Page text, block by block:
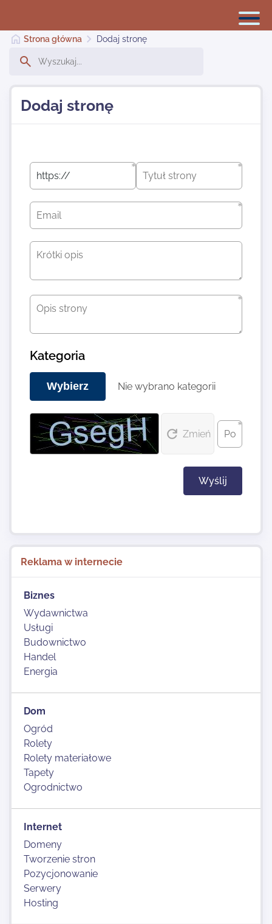
Najnowsze
Kontakt
Strona główna Dodaj stronę
Dodaj stronę
Kategoria
Wybierz Nie wybrano kategorii
Zmień
Wyślij
Reklama w internecie
Biznes
Wydawnictwa
Usługi
Budownictwo
Handel
Energia
Dom
Ogród
Rolety
Rolety materiałowe
Tapety
Ogrodnictwo
Internet
Domeny
Tworzenie stron
Pozycjonowanie
Serwery
Hosting